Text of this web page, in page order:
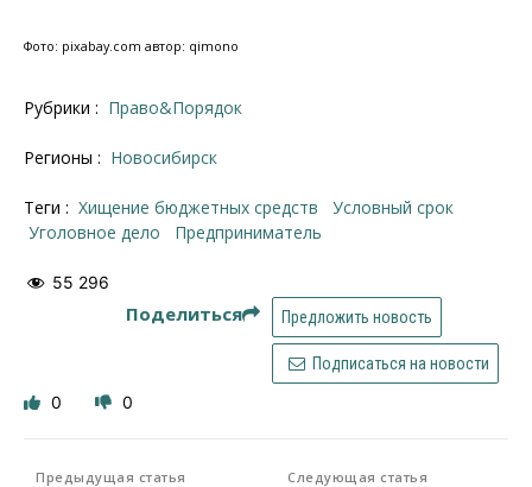
Фото: pixabay.com автор: qimono
Рубрики : Право&Порядок
Регионы : Новосибирск
Теги : хищение бюджетных средств
условный срок
уголовное дело
предприниматель
55 296
Поделиться Предложить новость
Подписаться на новости
0 0
Предыдущая статья Следующая статья